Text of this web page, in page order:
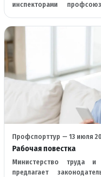
инспекторами
Профспорттур — 13 июля
Рабочая повестка
Министерство труда
предлагает